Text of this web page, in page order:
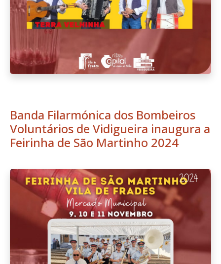
Banda Filarmónica dos Bombeiros
Voluntários de Vidigueira inaugura a
Feirinha de São Martinho 2024